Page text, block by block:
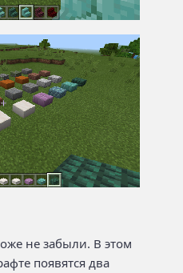
не забыли. В этом
появятся два